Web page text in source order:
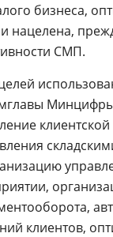
бизнеса,
нацелена,
СМП.
клиентской
клиентов,